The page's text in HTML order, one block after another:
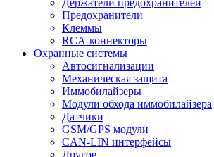
Держатели предохранителей
Предохранители
Клеммы
RCA-коннекторы
Охранные системы
Автосигнализации
Механическая защита
Иммобилайзеры
Модули обхода иммобилайзера
Датчики
GSM/GPS модули
CAN-LIN интерфейсы
Другое